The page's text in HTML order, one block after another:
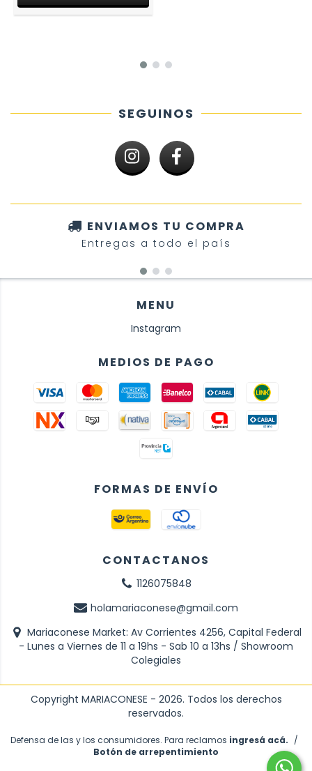
SEGUINOS
ENVIAMOS TU COMPRA
Entregas a todo el país
MENU
Instagram
MEDIOS DE PAGO
FORMAS DE ENVÍO
CONTACTANOS
1126075848
holamariaconese@gmail.com
Mariaconese Market: Av Corrientes 4256, Capital Federal
- Lunes a Viernes de 11 a 19hs - Sab 10 a 13hs / Showroom
Colegiales
Copyright MARIACONESE - 2026. Todos los derechos
reservados.
Defensa de las y los consumidores. Para reclamos ingresá acá. /
Botón de arrepentimiento